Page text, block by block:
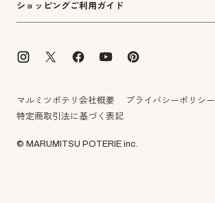
ショッピングご利用ガイド
マルミツポテリ会社概要
プライバシーポリシー
特定商取引法に基づく表記
© MARUMITSU POTERIE inc.